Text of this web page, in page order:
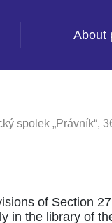
About
spolek „Právník“,
of Section
in the library of